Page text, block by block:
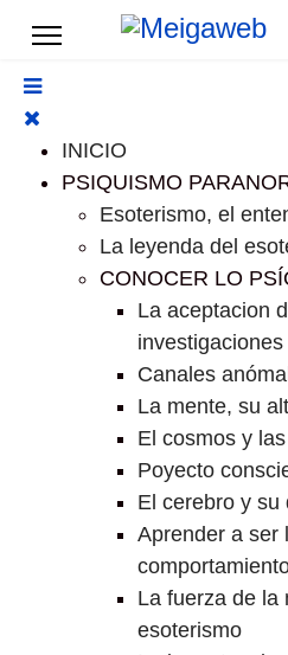
INICIO
PSIQUISMO
Esoterismo, el
La leyenda del
CONOCER LO
La aceptacion
investigaciones
Canales
La mente, su
El cosmos y
Poyecto
El cerebro y su
Aprender a ser
La fuerza de la
esoterismo